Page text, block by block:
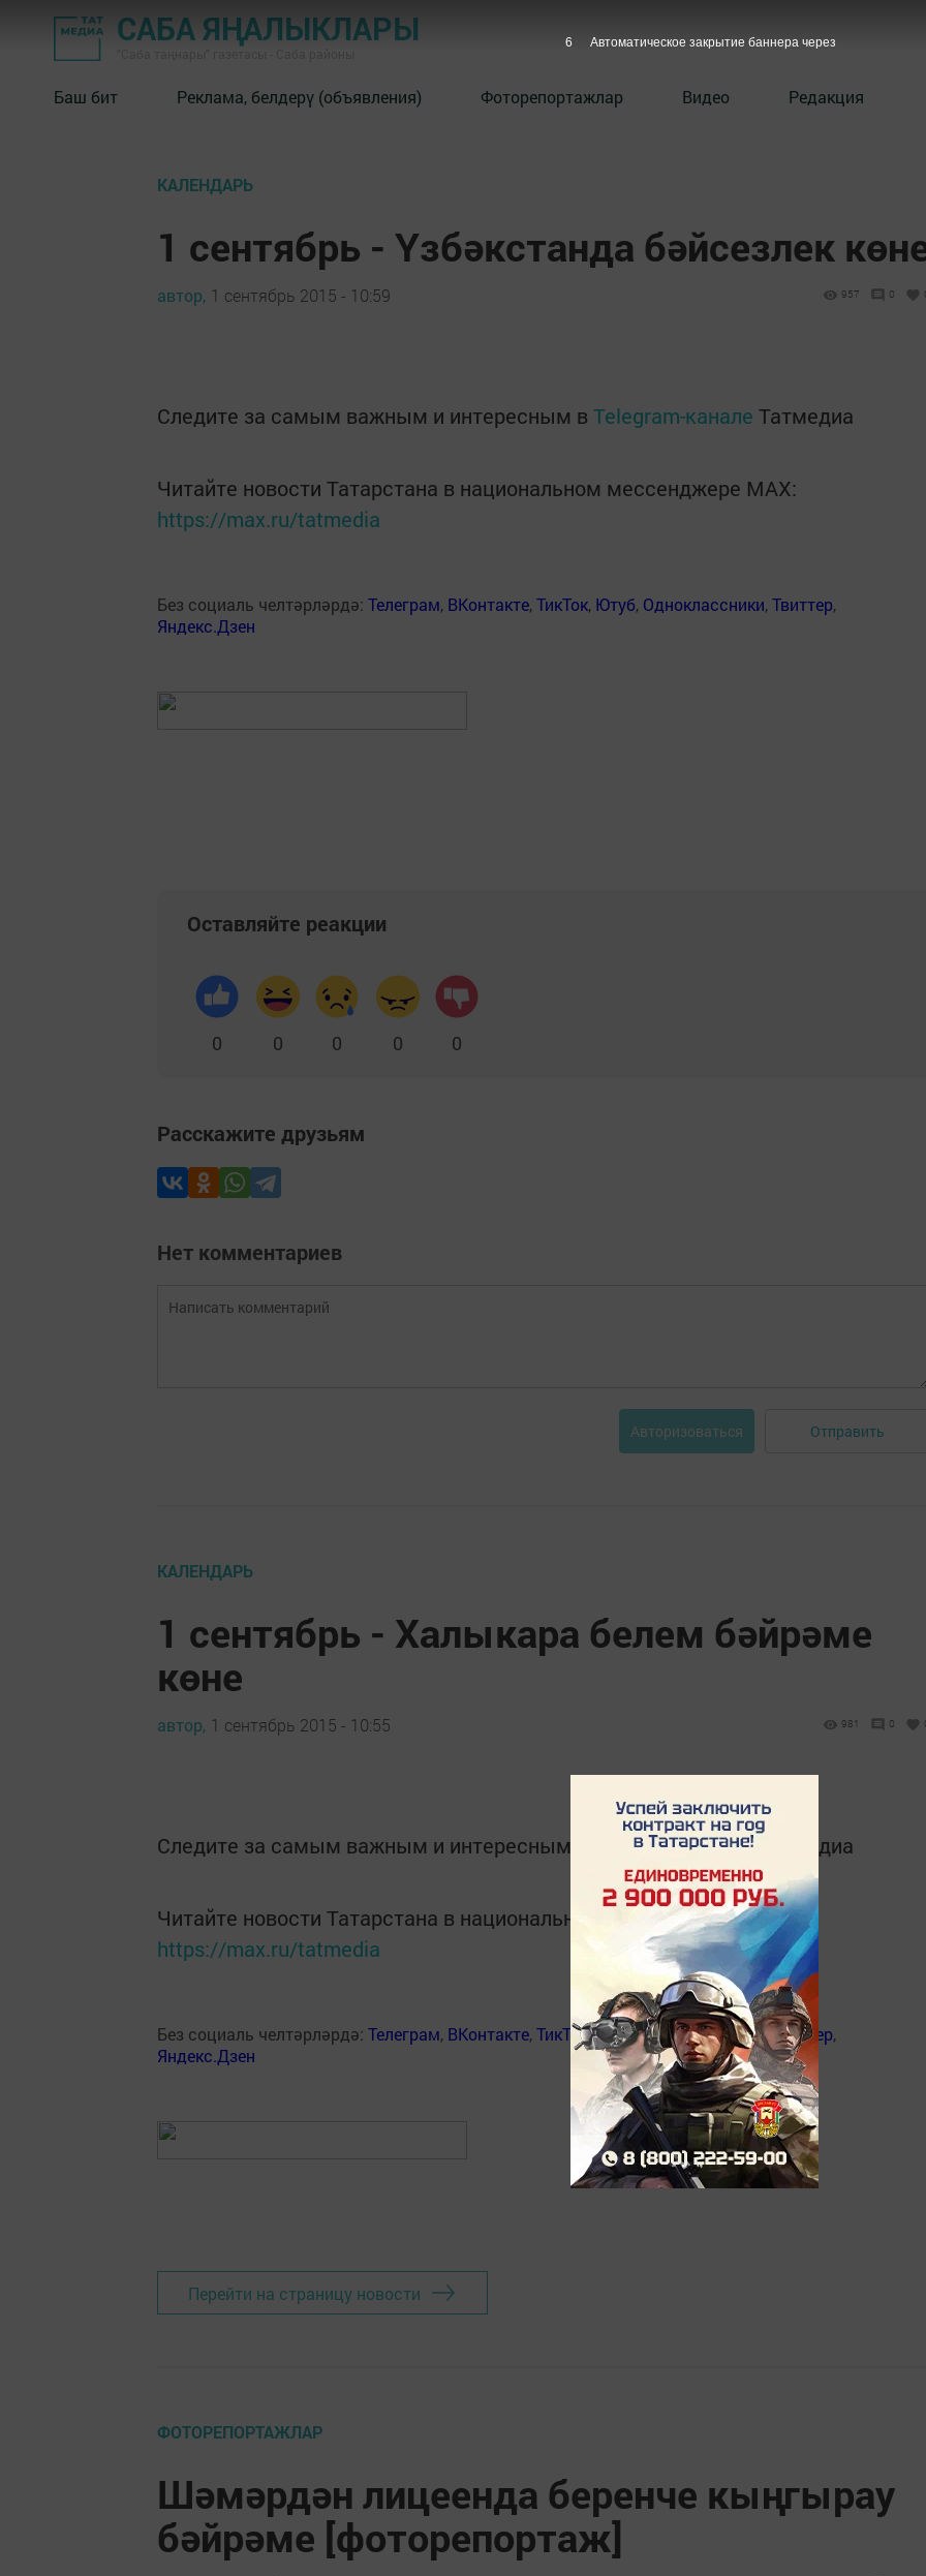
САБА ЯҢАЛЫКЛАРЫ
Баш бит Реклама, белдерү (объявления) Фоторепортажлар Видео Редакция
КАЛЕНДАРЬ
1 сентябрь - Үзбәкстанда бәйсезлек
автор, 1 сентябрь 2015 - 10:59 957 0
Следите за самым важным и интересным в Telegram-канале Татмедиа
Читайте новости Татарстана в национальном мессенджере MАХ:
https://max.ru/tatmedia
Без социаль челтәрләрдә: Телеграм, ВКонтакте,ТикТок, Ютуб, Одноклассники,Твиттер,
Яндекс.Дзен
Оставляйте реакции
0 0 0 0 0
Расскажите друзьям
Нет комментариев
Авторизоваться Отправить
КАЛЕНДАРЬ
1 сентябрь - Халыкара белем бәйрәме
көне
автор, 1 сентябрь 2015 - 10:55 981 0
Следите за самым важным и интересным в Telegram-канале Татмедиа
Читайте новости Татарстана в национальном мессенджере MАХ:
https://max.ru/tatmedia
Без социаль челтәрләрдә: Телеграм, ВКонтакте,ТикТок,Ютуб,Одноклассники,Твиттер,
Яндекс.Дзен
Перейти на страницу новости
ФОТОРЕПОРТАЖЛАР
Шәмәрдән лицеенда беренче кыңгырау
бәйрәме [фоторепортаж]
5 Автоматическое закрытие баннера через